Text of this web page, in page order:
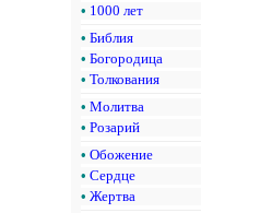
• 1000 лет
• Библия
• Богородица
• Толкования
• Молитва
• Розарий
• Обожение
• Сердце
• Жертва